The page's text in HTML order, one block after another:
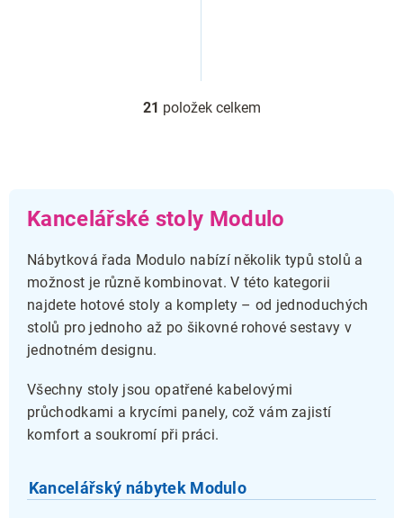
O
c
p
r
v
k
y
v
i
s
u
21 položek celkem
Kancelářské stoly Modulo
Nábytková řada Modulo nabízí několik typů stolů a
možnost je různě kombinovat. V této kategorii
najdete hotové stoly a komplety – od jednoduchých
stolů pro jednoho až po šikovné rohové sestavy v
jednotném designu.
Všechny stoly jsou opatřené kabelovými
průchodkami a krycími panely, což vám zajistí
komfort a soukromí při práci.
Kancelářský nábytek Modulo